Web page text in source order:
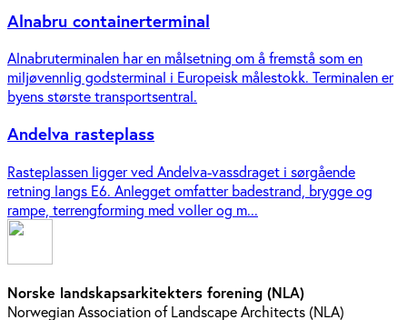
Alnabru containerterminal
Alnabruterminalen har en målsetning om å fremstå som en
miljøvennlig godsterminal i Europeisk målestokk. Terminalen er
byens største transportsentral.
Andelva rasteplass
Rasteplassen ligger ved Andelva-vassdraget i sørgående
retning langs E6. Anlegget omfatter badestrand, brygge og
rampe, terrengforming med voller og m...
Norske landskapsarkitekters forening (NLA)
Norwegian Association of Landscape Architects (NLA)